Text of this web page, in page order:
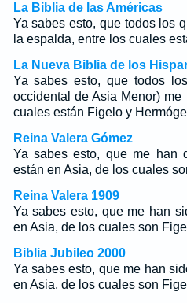
La Biblia de las Américas
Ya sabes esto, que todos los
la espalda, entre los cuales
La Nueva Biblia de los
Ya sabes esto, que todos
occidental de Asia Menor)
cuales están Figelo y
Reina Valera Gómez
Ya sabes esto, que me han
están en Asia, de los cuales
Reina Valera 1909
Ya sabes esto, que me han
en Asia, de los cuales son
Biblia Jubileo 2000
Ya sabes esto, que me han
en Asia, de los cuales son